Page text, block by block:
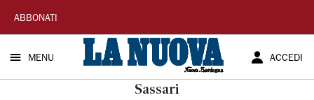
La
Nuova
Sardegna
ABBONATI
MENU ACCEDI
Sassari